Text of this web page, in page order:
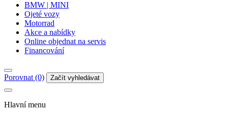
BMW | MINI
Ojeté vozy
Motorrad
Akce a nabídky
Online objednat na servis
Financování
Porovnat (0) Začít vyhledávat
Hlavní menu